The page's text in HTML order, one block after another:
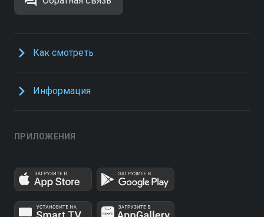
Как смотреть
Информация
ПРИЛОЖЕНИЯ